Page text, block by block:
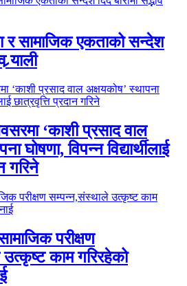
र सामाजिक एकताको सन्देश
र्‍याली
‘काशी प्रसाद वाल
घोषणा, विपन्न विद्यार्थीलाई
गरिने
परीक्षण
काम गरिरहेको